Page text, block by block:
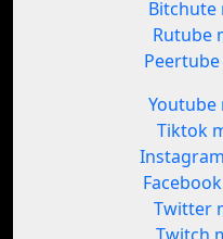
Bitchute
Rutube
Youtube
Tiktok
Twitter